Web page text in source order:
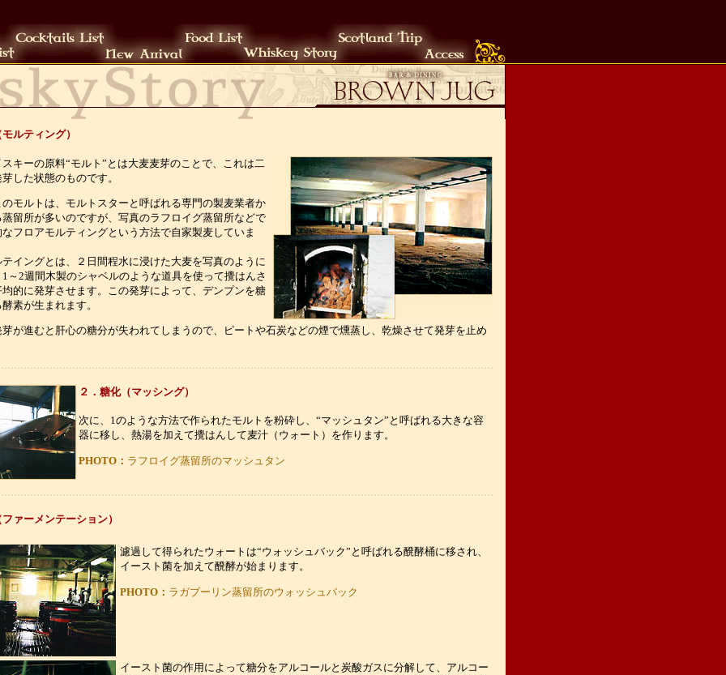
ルティング）
キーの原料“モルト”とは大麦麦芽のことで、これは二
した状態のものです。
モルトは、モルトスターと呼ばれる専門の製麦業者か
留所が多いのですが、写真のラフロイグ蒸留所などで
フロアモルティングという方法で自家製麦していま
イングとは、２日間程水に浸けた大麦を写真のように
～2週間木製のシャベルのような道具を使って攪はんさ
的に発芽させます。この発芽によって、デンプンを糖
素が生まれます。
が進むと肝心の糖分が失われてしまうので、ピートや石炭などの煙で燻蒸し、乾燥させて発芽を止め
２．糖化（マッシング）
次に、1のような方法で作られたモルトを粉砕し、“マッシュタン”と呼ばれる大きな容
器に移し、熱湯を加えて攪はんして麦汁（ウォート）を作ります。
PHOTO： ラフロイグ蒸留所のマッシュタン
ァーメンテーション）
濾過して得られたウォートは“ウォッシュバック”と呼ばれる醗酵桶に移され、
イースト菌を加えて醗酵が始まります。
PHOTO： ラガブーリン蒸留所のウォッシュバック
イースト菌の作用によって糖分をアルコールと炭酸ガスに分解して、アルコー